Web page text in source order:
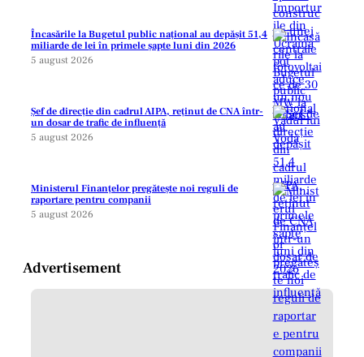
Încasările la Bugetul public național au depășit 51,4
miliarde de lei în primele șapte luni din 2026
5 august 2026
Șef de direcție din cadrul AIPA, reținut de CNA într-
un dosar de trafic de influență
5 august 2026
Ministerul Finanțelor pregătește noi reguli de
raportare pentru companii
5 august 2026
Advertisement